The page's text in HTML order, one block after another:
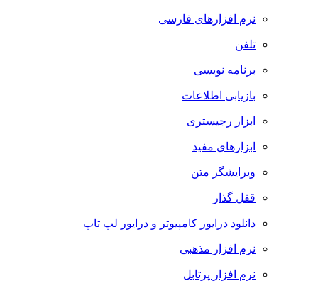
نرم افزارهای فارسی
تلفن
برنامه نویسی
بازیابی اطلاعات
ابزار رجیستری
ابزارهای مفید
ویرایشگر متن
قفل گذار
دانلود درایور کامپیوتر و درایور لپ تاپ
نرم افزار مذهبی
نرم افزار پرتابل